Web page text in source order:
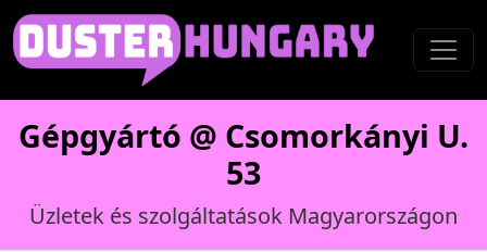
Gépgyártó @ Csomorkányi U.
53
Üzletek és szolgáltatások Magyarországon